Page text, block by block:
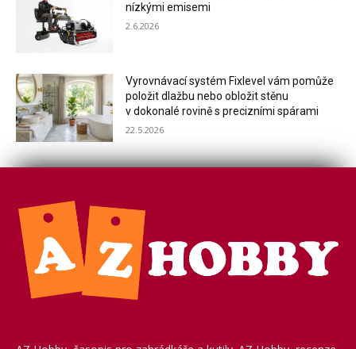
nízkými emisemi
2.6.2026
Vyrovnávací systém Fixlevel vám pomůže
položit dlažbu nebo obložit stěnu
v dokonalé rovině s precizními spárami
22.5.2026